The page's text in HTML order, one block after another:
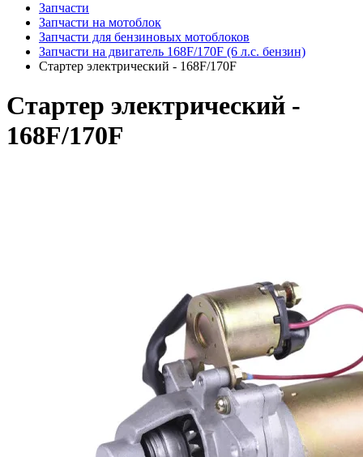
Запчасти
Запчасти на мотоблок
Запчасти для бензиновых мотоблоков
Запчасти на двигатель 168F/170F (6 л.с. бензин)
Стартер электрический - 168F/170F
Стартер электрический -
168F/170F